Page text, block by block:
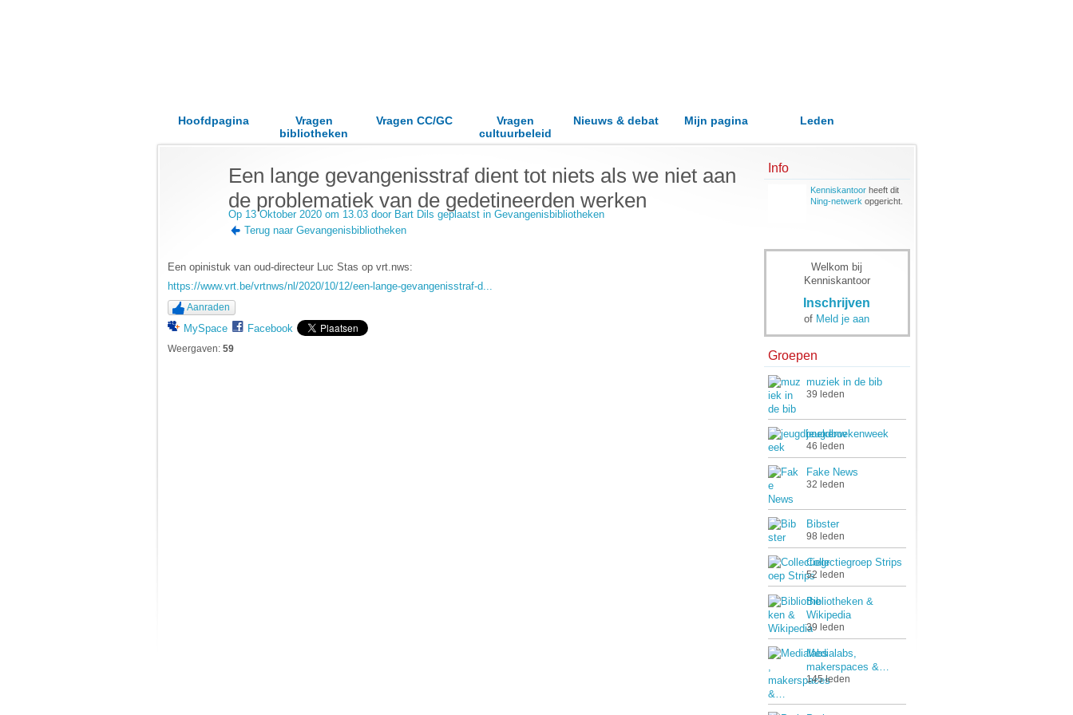
Hoofdpagina
Vragen
bibliotheken
Vragen CC/GC
Vragen
cultuurbeleid
Nieuws & debat Mijn pagina Leden
Een lange gevangenisstraf dient tot niets als we niet aan
de problematiek van de gedetineerden werken
Op 13 Oktober 2020 om 13.03 door Bart Dils geplaatst in Gevangenisbibliotheken
Terug naar Gevangenisbibliotheken
Een opinistuk van oud-directeur Luc Stas op vrt.nws:
https://www.vrt.be/vrtnws/nl/2020/10/12/een-lange-gevangenisstraf-d...
Aanraden
MySpace Facebook
Weergaven: 59
Info
Kenniskantoorheeft dit
Ning-netwerk opgericht.
Welkom bij
Kenniskantoor
Inschrijven
of Meld je aan
Groepen
muziek in de bib
39 leden
jeugdboekenweek
46 leden
Fake News
32 leden
Bibster
98 leden
Collectiegroep Strips
52 leden
Bibliotheken &
Wikipedia
39 leden
Medialabs,
makerspaces &…
145 leden